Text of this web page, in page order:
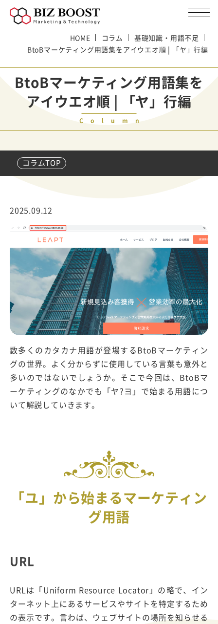
HOME コラム
基礎知識・用語不足
BtoBマーケティング用語集をアイウエオ順 | 「ヤ」行編
BtoBマーケティング用語集を
アイウエオ順 | 「ヤ」行編
Column
コラムTOP
2025.09.12
数多くのカタカナ用語が登場するBtoBマーケティン
グの世界。よく分からずに使用している言葉も意外と
多いのではないでしょうか。そこで今回は、BtoBマ
ーケティングのなかでも「ヤ?ヨ」で始まる用語につ
いて解説していきます。
「ユ」から始まるマーケティン
グ用語
URL
URLは「Uniform Resource Locator」の略で、イン
ターネット上にあるサービスやサイトを特定するため
の表示です。言わば、ウェブサイトの場所を知らせる